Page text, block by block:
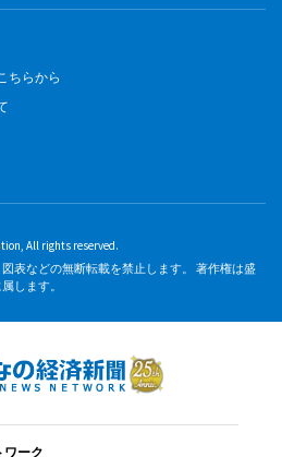
ちらから
All rights reserved.
表などの無断転載を禁止します。 著作権は盛
します。
ワーク